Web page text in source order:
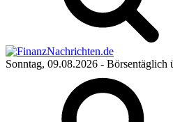
Sonntag, 09.08.2026 - Börsentäglich